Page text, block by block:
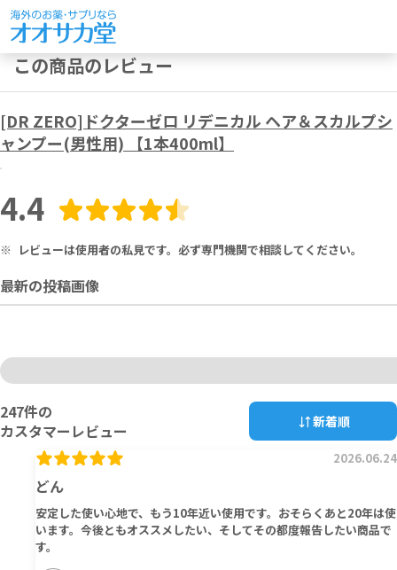
この商品のレビュー
[DR ZERO]ドクターゼロ リデニカル ヘア＆スカルプシ
ャンプー(男性用) 【1本400ml】
4.4
※ レビューは使用者の私見です。必ず専門機関で相談してください。
最新の投稿画像
247件の
カスタマーレビュー
新着順
どん
2026.06.24
安定した使い心地で、もう10年近い使用です。おそらくあと20年は使
います。今後ともオススメしたい、そしてその都度報告したい商品で
す。